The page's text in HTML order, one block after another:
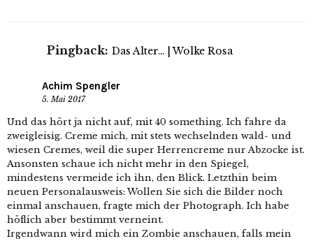
Pingback: Das Alter… | Wolke Rosa
Achim Spengler
5. Mai 2017
Und das hört ja nicht auf, mit 40 something. Ich fahre da
zweigleisig. Creme mich, mit stets wechselnden wald- und
wiesen Cremes, weil die super Herrencreme nur Abzocke ist.
Ansonsten schaue ich nicht mehr in den Spiegel,
mindestens vermeide ich ihn, den Blick. Letzthin beim
neuen Personalausweis: Wollen Sie sich die Bilder noch
einmal anschauen, fragte mich der Photograph. Ich habe
höflich aber bestimmt verneint.
Irgendwann wird mich ein Zombie anschauen, falls mein